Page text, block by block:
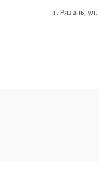
г. Рязань,